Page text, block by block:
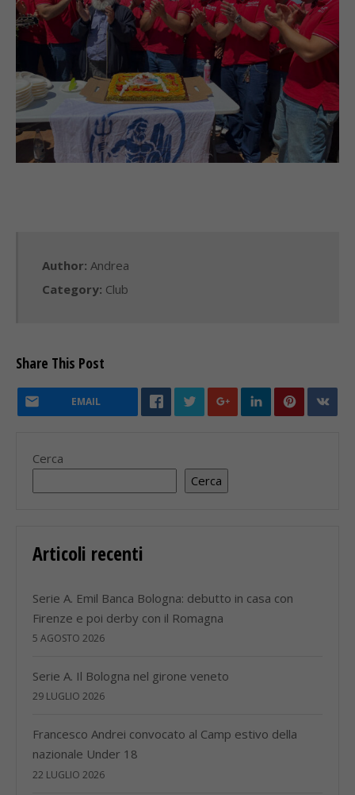
Author: Andrea
Category: Club
Share This Post
EMAIL
Cerca
Cerca
Articoli recenti
Serie A. Emil Banca Bologna: debutto in casa con
Firenze e poi derby con il Romagna
5 AGOSTO 2026
Serie A. Il Bologna nel girone veneto
29 LUGLIO 2026
Francesco Andrei convocato al Camp estivo della
nazionale Under 18
22 LUGLIO 2026